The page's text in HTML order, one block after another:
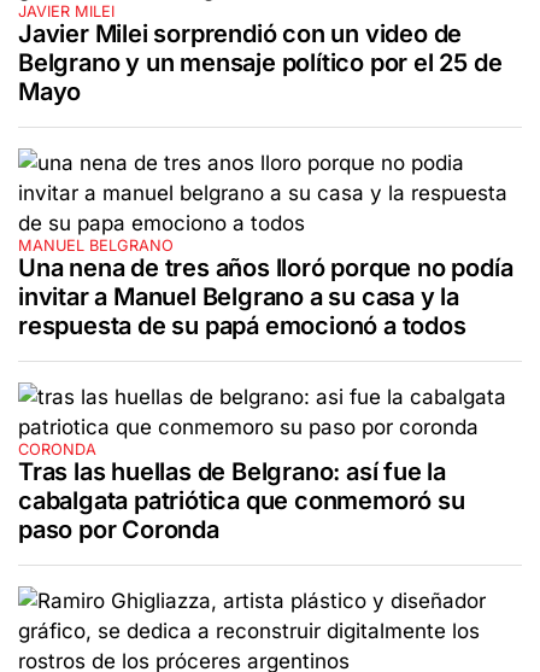
JAVIER MILEI
Javier Milei sorprendió con un video de
Belgrano y un mensaje político por el 25 de
Mayo
MANUEL BELGRANO
Una nena de tres años lloró porque no podía
invitar a Manuel Belgrano a su casa y la
respuesta de su papá emocionó a todos
CORONDA
Tras las huellas de Belgrano: así fue la
cabalgata patriótica que conmemoró su
paso por Coronda